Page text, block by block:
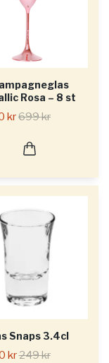
Rosa – 8 st
kr699 kr
Snaps 3.4cl
kr249 kr